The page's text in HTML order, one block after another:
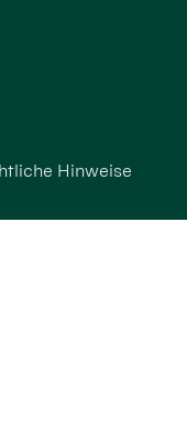
Hinweise